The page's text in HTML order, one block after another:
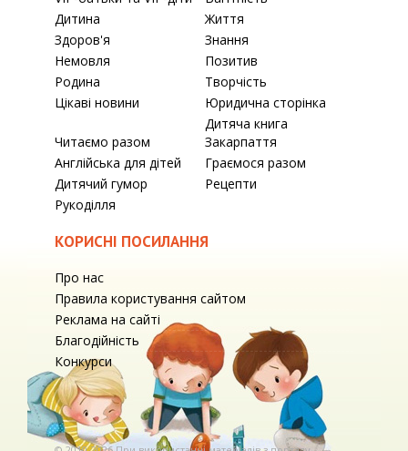
Дитина
Життя
Здоров'я
Знання
Немовля
Позитив
Родина
Творчість
Цікаві новини
Юридична сторінка
Читаємо разом
Дитяча книга
Закарпаття
Англійська для дітей
Граємося разом
Дитячий гумор
Рецепти
Рукоділля
КОРИСНІ ПОСИЛАННЯ
Про нас
Правила користування сайтом
Реклама на сайті
Благодійність
Конкурси